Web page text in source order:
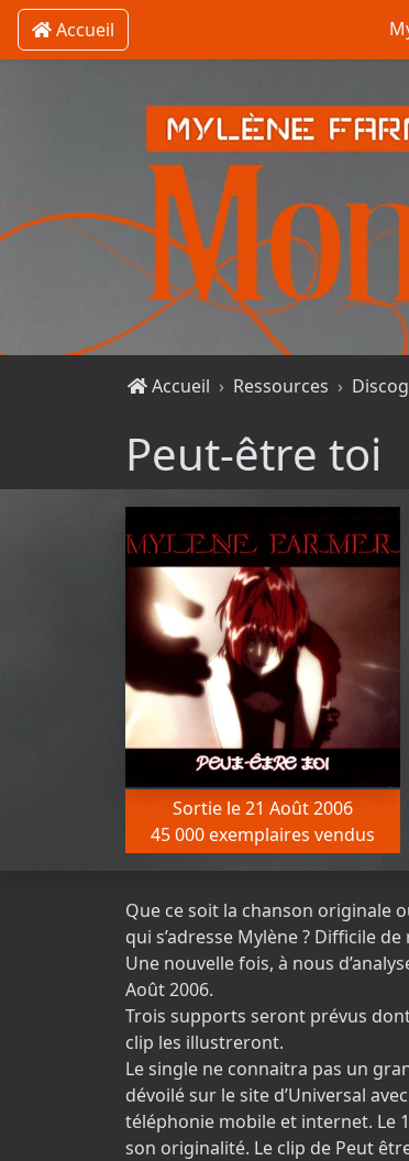
Accueil
Accueil Ressources
Peut-être toi
Sortie le 21 Août 2006
45 000 exemplaires vendus
Que ce soit la chanson originale
qui s’adresse Mylène ? Difficile
Une nouvelle fois, à nous
Août 2006.
Trois supports seront prévus
clip les illustreront.
Le single ne connaitra pas un
dévoilé sur le site d’Universal
téléphonie mobile et internet. Le
son originalité. Le clip de Peut